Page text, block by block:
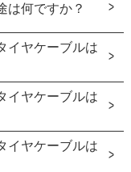
は何ですか？
イヤケーブルは
イヤケーブルは
イヤケーブルは